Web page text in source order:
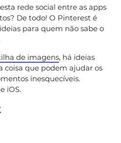
rede social entre as apps
De todo! O Pinterest é
para quem não sabe o
de imagens, há ideias
coisa que podem ajudar os
inesquecíveis.
iOS.